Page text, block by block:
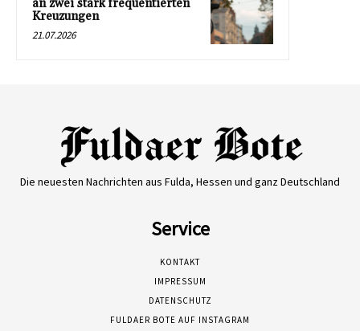
an zwei stark frequentierten
Kreuzungen
21.07.2026
Die neuesten Nachrichten aus Fulda, Hessen und ganz Deutschland
Service
KONTAKT
IMPRESSUM
DATENSCHUTZ
FULDAER BOTE AUF INSTAGRAM